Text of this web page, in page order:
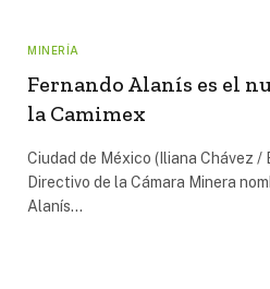
MINERÍA
Fernando Alanís es el
la Camimex
Ciudad de México (Iliana Chávez /
Directivo de la Cámara Minera
Alanís…